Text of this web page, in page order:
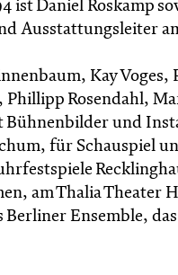
ist Daniel Roskamp
Ausstattungsleiter
Kay Voges,
Rosendahl,
und
für Schauspiel
am Thalia Theater
Ensemble,